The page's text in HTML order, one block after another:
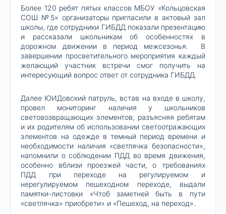
Более 120 ребят пятых классов МБОУ «Кольцовская
СОШ №5» организаторы пригласили в актовый зал
школы, где сотрудники ГИБДД показали презентацию
и рассказали школьникам об особенностях в
дорожном движении в период межсезонья. В
завершении просветительного мероприятия каждый
желающий участник встречи смог получить на
интересующий вопрос ответ от сотрудника ГИБДД.
Далее ЮИДовский патруль, встав на входе в школу,
провел мониторинг наличия у школьников
световозвращающих элементов, разъясняя ребятам
и их родителям об использовании светоотражающих
элементов на одежде в темный период времени и
необходимости наличия «светлячка безопасности»,
напомнили о соблюдении ПДД во время движения,
особенно вблизи проезжей части, о требованиях
ПДД при переходе на регулируемом и
нерегулируемом пешеходном переходе, выдали
памятки-листовки «Чтоб заметней быть в пути
«светлячка» приобрети» и «Пешеход, на переход».